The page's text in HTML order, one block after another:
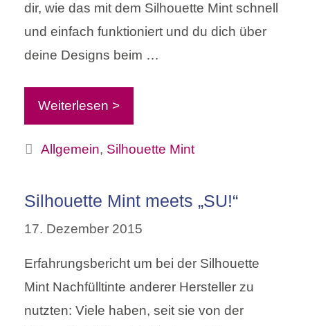
dir, wie das mit dem Silhouette Mint schnell
und einfach funktioniert und du dich über
deine Designs beim …
Weiterlesen >
Kategorien
Allgemein, Silhouette Mint
Silhouette Mint meets „SU!“
17. Dezember 2015
Erfahrungsbericht um bei der Silhouette
Mint Nachfülltinte anderer Hersteller zu
nutzten: Viele haben, seit sie von der